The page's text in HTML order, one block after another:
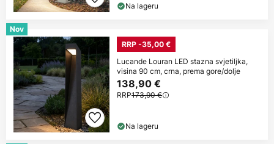
Na lageru
Nov
RRP -35,00 €
Lucande Louran LED stazna svjetiljka,
visina 90 cm, crna, prema gore/dolje
138,90 €
RRP173,90 €
Na lageru